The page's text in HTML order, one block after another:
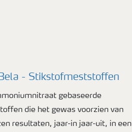
- Stikstofmeststoffen
gebaseerde
die het gewas voorzien van
resultaten, jaar-in jaar-uit, in een